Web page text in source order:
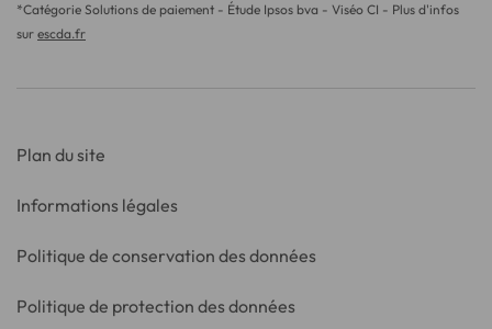
*Catégorie Solutions de paiement - Étude Ipsos bva - Viséo CI - Plus d'infos
sur escda.fr
Plan du site
Informations légales
Politique de conservation des données
Politique de protection des données